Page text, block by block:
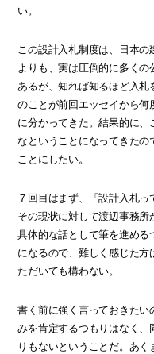
い。
この設計入札制度は、日本の
よりも、実は圧倒的に多く
あるが、知れば知るほど入
のことが前回エッセイから
に分かってきた。結果的に
なということになってきたの
ことにしたい。
７回目はまず、「設計入札
その現状に対して渡辺事務
具体的な話として筆を進め
になるので、難しく感じた方
ただいても構わない。
書く前に強く言っておきた
みを肯定するつもりはなく
りもないということだ。あ